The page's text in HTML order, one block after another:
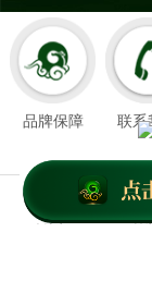
品牌保障 联系
我
首页 客